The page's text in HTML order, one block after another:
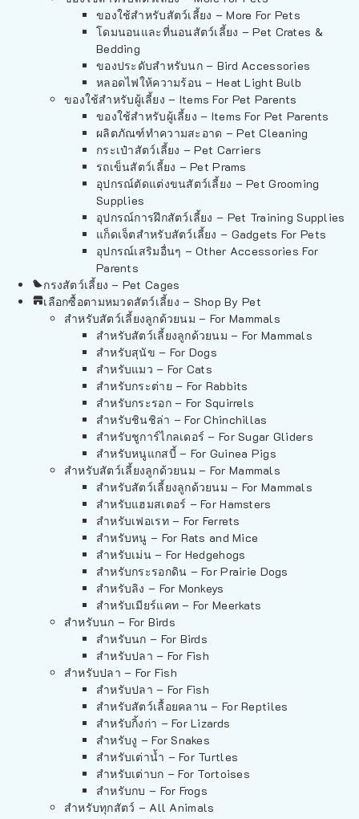
ของใช้สำหรับสัตว์เลี้ยง – More For Pets
โดมนอนและที่นอนสัตว์เลี้ยง – Pet Crates &
Bedding
ของประดับสำหรับนก – Bird Accessories
หลอดไฟให้ความร้อน – Heat Light Bulb
ของใช้สำหรับผู้เลี้ยง – Items For Pet Parents
ของใช้สำหรับผู้เลี้ยง – Items For Pet Parents
ผลิตภัณฑ์ทำความสะอาด – Pet Cleaning
กระเป๋าสัตว์เลี้ยง – Pet Carriers
รถเข็นสัตว์เลี้ยง – Pet Prams
อุปกรณ์ตัดแต่งขนสัตว์เลี้ยง – Pet Grooming
Supplies
อุปกรณ์การฝึกสัตว์เลี้ยง – Pet Training Supplies
แก็ดเจ็ตสำหรับสัตว์เลี้ยง – Gadgets For Pets
อุปกรณ์เสริมอื่นๆ – Other Accessories For
Parents
กรงสัตว์เลี้ยง – Pet Cages
เลือกซื้อตามหมวดสัตว์เลี้ยง – Shop By Pet
สำหรับสัตว์เลี้ยงลูกด้วยนม – For Mammals
สำหรับสัตว์เลี้ยงลูกด้วยนม – For Mammals
สำหรับสุนัข – For Dogs
สำหรับแมว – For Cats
สำหรับกระต่าย – For Rabbits
สำหรับกระรอก – For Squirrels
สำหรับชินชิล่า – For Chinchillas
สำหรับชูการ์ไกลเดอร์ – For Sugar Gliders
สำหรับหนูแกสบี้ – For Guinea Pigs
สำหรับสัตว์เลี้ยงลูกด้วยนม – For Mammals
สำหรับสัตว์เลี้ยงลูกด้วยนม – For Mammals
สำหรับแฮมสเตอร์ – For Hamsters
สำหรับเฟอเรท – For Ferrets
สำหรับหนู – For Rats and Mice
สำหรับเม่น – For Hedgehogs
สำหรับกระรอกดิน – For Prairie Dogs
สำหรับลิง – For Monkeys
สำหรับเมียร์แคท – For Meerkats
สำหรับนก – For Birds
สำหรับนก – For Birds
สำหรับปลา – For Fish
สำหรับปลา – For Fish
สำหรับปลา – For Fish
สำหรับสัตว์เลื้อยคลาน – For Reptiles
สำหรับกิ้งก่า – For Lizards
สำหรับงู – For Snakes
สำหรับเต่าน้ำ – For Turtles
สำหรับเต่าบก – For Tortoises
สำหรับกบ – For Frogs
สำหรับทุกสัตว์ – All Animals